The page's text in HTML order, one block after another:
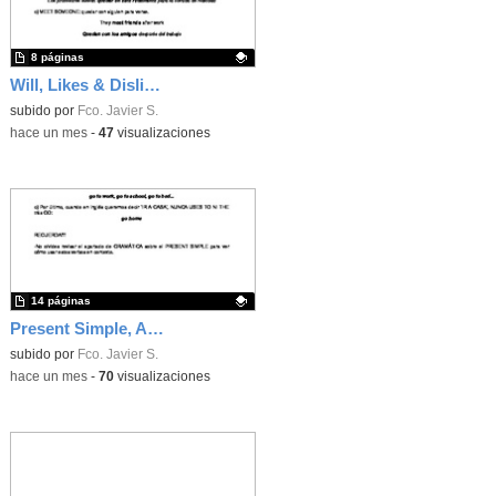
Will, Likes & Dislikes, Dates, Months, Ordinal Numbers, Free Time Activities
Contenido educativo.
subido por Fco. Javier S.
8 páginas
-hace un mes- 47visualizaciones
Present Simple, Adverbs of Frequency, Food & Drink, Jobs & Places of Work, Verbs for Daily Actions
Contenido educativo.
subido por Fco. Javier S.
14 páginas
-hace un mes- 70visualizaciones